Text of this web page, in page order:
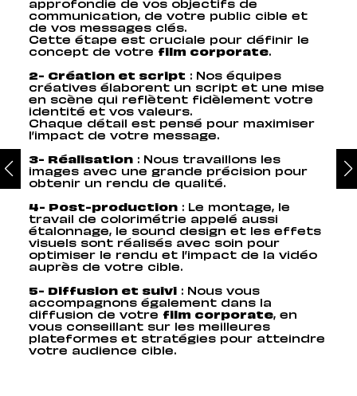
approfondie de vos objectifs de
communication, de votre public cible et
de vos messages clés.
Cette étape est cruciale pour définir le
concept de votre film corporate​​.
2- Création et script : Nos équipes
créatives élaborent un script et une mise
en scène qui reflètent fidèlement votre
identité et vos valeurs.
Chaque détail est pensé pour maximiser
l’impact de votre message​​.
3- Réalisation : Nous travaillons les
images avec une grande précision pour
obtenir un rendu de qualité.
4- Post-production : Le montage, le
travail de colorimétrie appelé aussi
étalonnage, le sound design et les effets
visuels sont réalisés avec soin pour
optimiser le rendu et l’impact de la vidéo
auprès de votre cible​​.
5- Diffusion et suivi
: Nous vous
accompagnons également dans la
diffusion de votre film corporate, en
vous conseillant sur les meilleures
plateformes et stratégies pour atteindre
votre audience cible.